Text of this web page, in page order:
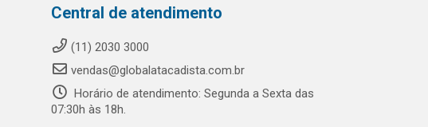
Central de atendimento
(11) 2030 3000
vendas@globalatacadista.com.br
Horário de atendimento: Segunda a Sexta das
07:30h às 18h.